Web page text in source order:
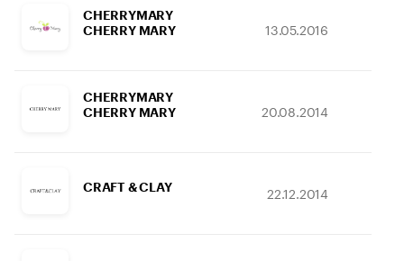
CHERRYMARY
CHERRY MARY
13.05.2016
CHERRYMARY
CHERRY MARY
20.08.2014
CRAFT & CLAY 22.12.2014